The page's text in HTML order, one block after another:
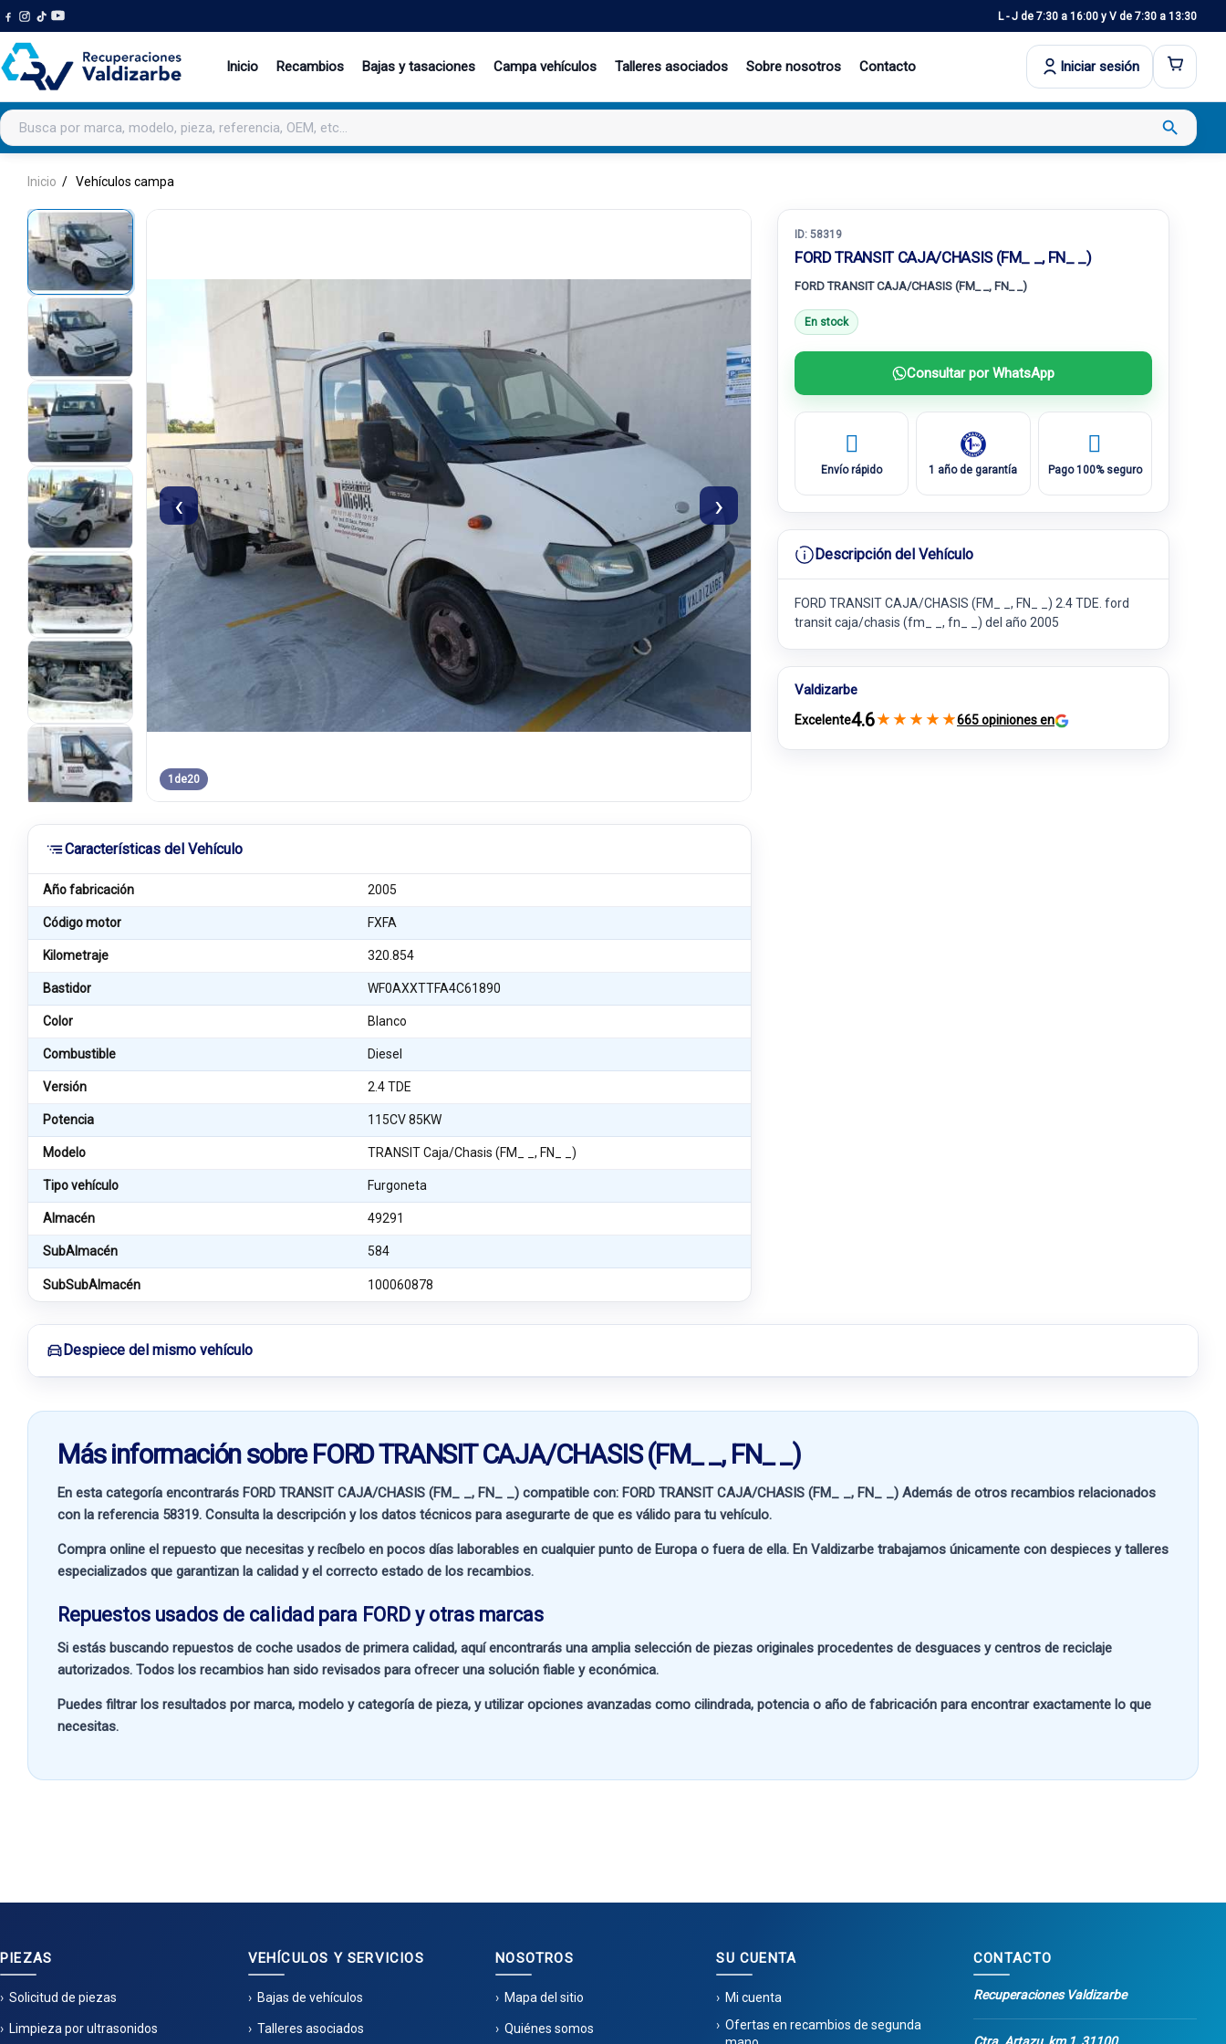
L - J de 7:30 a 16:00 y V de 7:30 a 13:30
Inicio Recambios Bajas y tasaciones Campa vehículos Talleres asociados Sobre nosotros Contacto Iniciar sesión
Buscar productos search
Inicio Vehículos campa
‹ ›
1 de20
Características del Vehículo
Año fabricación 2005
Código motor FXFA
Kilometraje 320.854
Bastidor WF0AXXTTFA4C61890
Color Blanco
Combustible Diesel
Versión 2.4 TDE
Potencia 115CV 85KW
Modelo TRANSIT Caja/Chasis (FM_ _, FN_ _)
Tipo vehículo Furgoneta
Almacén 49291
SubAlmacén 584
SubSubAlmacén 100060878
ID: 58319
FORD TRANSIT CAJA/CHASIS (FM_ _, FN_ _)
FORD TRANSIT CAJA/CHASIS (FM_ _, FN_ _)
En stock
Consultar por WhatsApp
Envío rápido 1 año de garantía Pago 100% seguro
Descripción del Vehículo
FORD TRANSIT CAJA/CHASIS (FM_ _, FN_ _) 2.4 TDE. ford
transit caja/chasis (fm_ _, fn_ _) del año 2005
Valdizarbe
Excelente4.6★ ★ ★ ★ ★665 opiniones en
Despiece del mismo vehículo
Más información sobre FORD TRANSIT CAJA/CHASIS (FM_ _, FN_ _)
En esta categoría encontrarás FORD TRANSIT CAJA/CHASIS (FM_ _, FN_ _) compatible con: FORD TRANSIT CAJA/CHASIS (FM_ _, FN_ _) Además de otros recambios relacionados
con la referencia 58319. Consulta la descripción y los datos técnicos para asegurarte de que es válido para tu vehículo.
Compra online el repuesto que necesitas y recíbelo en pocos días laborables en cualquier punto de Europa o fuera de ella. En Valdizarbe trabajamos únicamente con despieces y talleres
especializados que garantizan la calidad y el correcto estado de los recambios.
Repuestos usados de calidad para FORD y otras marcas
Si estás buscando repuestos de coche usados de primera calidad, aquí encontrarás una amplia selección de piezas originales procedentes de desguaces y centros de reciclaje
autorizados. Todos los recambios han sido revisados para ofrecer una solución fiable y económica.
Puedes filtrar los resultados pormarca, modelo y categoría de pieza, y utilizar opciones avanzadas como cilindrada, potencia o año de fabricación para encontrar exactamente lo que
necesitas.
PIEZAS
Solicitud de piezas
Limpieza por ultrasonidos
VEHÍCULOS Y SERVICIOS
Bajas de vehículos
Talleres asociados
NOSOTROS
Mapa del sitio
Quiénes somos
SU CUENTA
Mi cuenta
Ofertas en recambios de segunda
CONTACTO
Recuperaciones Valdizarbe